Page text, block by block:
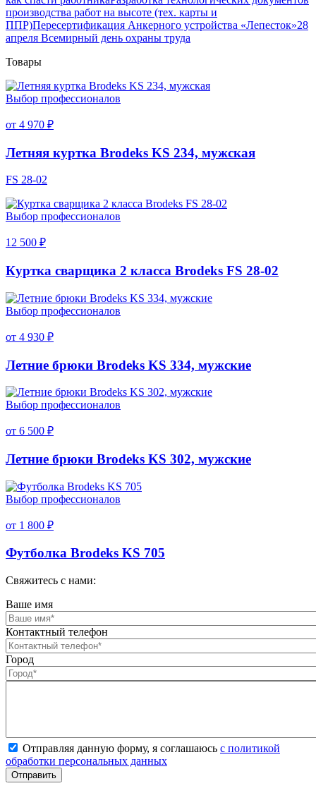
производства работ на высоте (тех. карты и
ППР)Пересертификация Анкерного устройства «Лепесток»28
апреля Всемирный день охраны труда
Товары
Выбор профессионалов
от 4 970 ₽
Летняя куртка Brodeks KS 234, мужская
FS 28-02
Выбор профессионалов
12 500 ₽
Куртка сварщика 2 класса Brodeks FS 28-02
Выбор профессионалов
от 4 930 ₽
Летние брюки Brodeks KS 334, мужские
Выбор профессионалов
от 6 500 ₽
Летние брюки Brodeks KS 302, мужские
Выбор профессионалов
от 1 800 ₽
Футболка Brodeks KS 705
Свяжитесь с нами:
Ваше имя
Контактный телефон
Город
Отправляя данную форму, я соглашаюсь с политикой
обработки персональных данных